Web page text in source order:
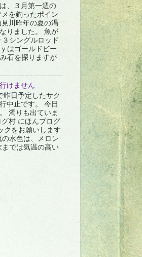
、３月第一週の
を釣ったポイン
川昨年の夏の渇
りました。 魚が
シングルロッド
はゴールドビー
石を探りますが
けません
昨日予定したサク
中止です。 今日
濁りも出ていま
村 にほんブログ
クをお願いします
水色は、メロン
では気温の高い